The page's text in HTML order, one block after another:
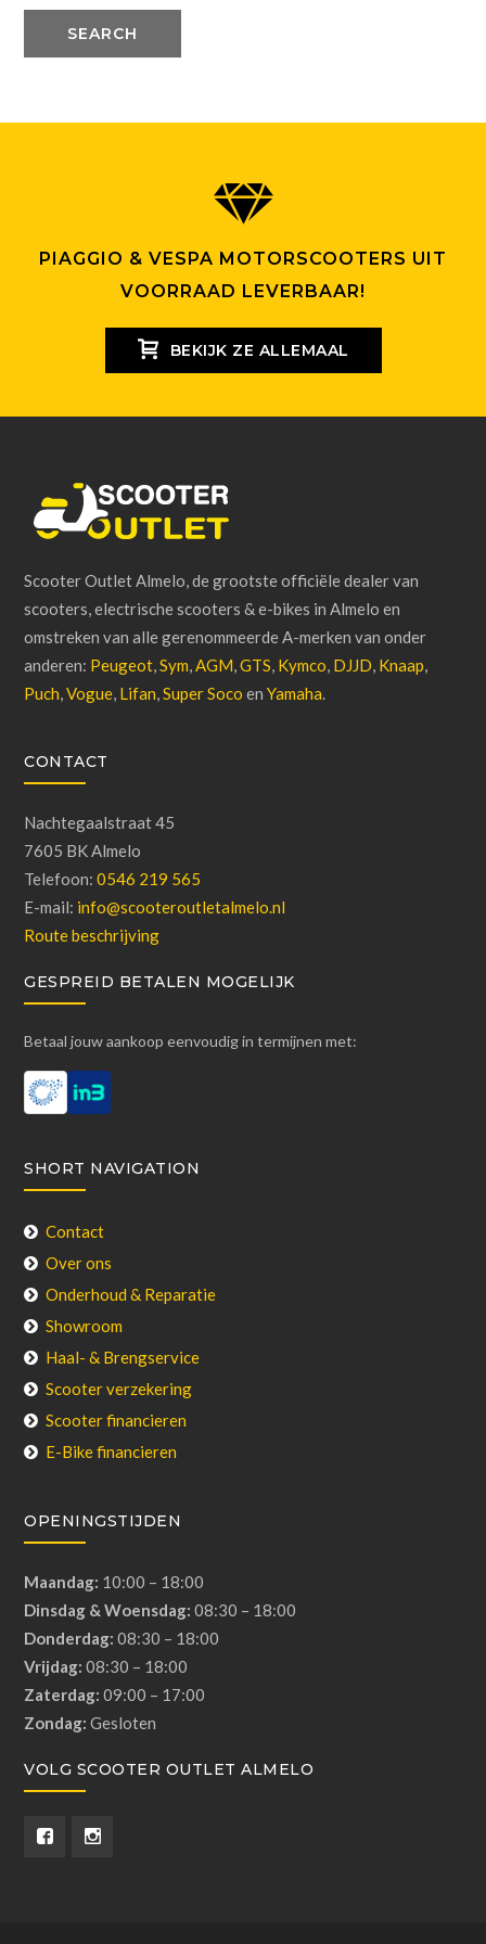
SEARCH
PIAGGIO & VESPA MOTORSCOOTERS UIT
VOORRAAD LEVERBAAR!
BEKIJK ZE ALLEMAAL
Scooter Outlet Almelo, de grootste officiële dealer van
scooters, electrische scooters & e-bikes in Almelo en
omstreken van alle gerenommeerde A-merken van onder
anderen: Peugeot,Sym,AGM,GTS, Kymco, DJJD, Knaap,
Puch,Vogue, Lifan,Super Soco enYamaha.
CONTACT
Nachtegaalstraat 45
7605 BK Almelo
Telefoon:0546 219 565
E-mail: info@scooteroutletalmelo.nl
Route beschrijving
GESPREID BETALEN MOGELIJK
Betaal jouw aankoop eenvoudig in termijnen met:
SHORT NAVIGATION
Contact
Over ons
Onderhoud & Reparatie
Showroom
Haal- & Brengservice
Scooter verzekering
Scooter financieren
E-Bike financieren
OPENINGSTIJDEN
Maandag: 10:00 – 18:00
Dinsdag & Woensdag: 08:30 – 18:00
Donderdag: 08:30 – 18:00
Vrijdag: 08:30 – 18:00
Zaterdag: 09:00 – 17:00
Zondag: Gesloten
VOLG SCOOTER OUTLET ALMELO